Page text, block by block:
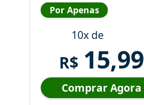
Por Apenas
10x de
R$ 15,99
Comprar Agora